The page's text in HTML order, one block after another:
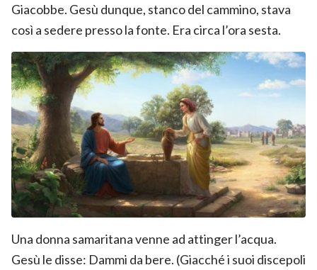
Giacobbe. Gesù dunque, stanco del cammino, stava
così a sedere presso la fonte. Era circa l’ora sesta.
Una donna samaritana venne ad attinger l’acqua.
Gesù le disse: Dammi da bere. (Giacché i suoi discepoli